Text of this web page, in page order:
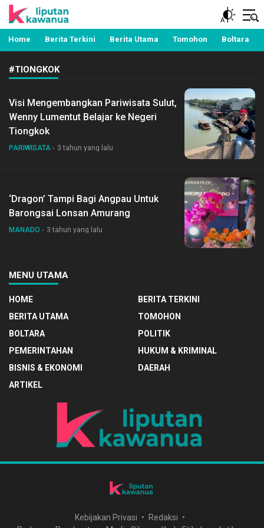
Liputan Kawanua
Berita Manado, Sulawesi Utara, Kawanua, Politik,
Pemerintahan, Hukum Kriminal dan Nasional
Home Berita Terkini Berita Utama Tomohon Boltara
#TIONGKOK
Visi Mengembangkan Pariwisata Sulut,
Wenny Lumentut Belajar ke Negeri
Tiongkok
PARIWISATA 3 tahun yang lalu
‘Dragon’ Tampi Bagi Angpau Untuk
Barongsai Lonsan Amurang
MANADO 3 tahun yang lalu
MENU UTAMA
HOME
BERITA TERKINI
BERITA UTAMA
TOMOHON
BOLTARA
POLITIK
PEMERINTAHAN
HUKUM & KRIMINAL
BISNIS & EKONOMI
DAERAH
ARTIKEL
Kebijakan Privasi
Redaksi